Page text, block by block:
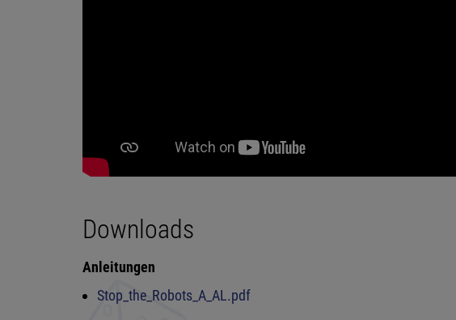
Downloads
Anleitungen
Stop_the_Robots_A_AL.pdf